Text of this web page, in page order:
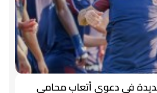
في دعوى أتعاب محامي